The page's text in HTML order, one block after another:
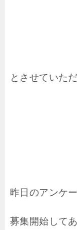
とさせていた
昨日のアンケ
募集開始して